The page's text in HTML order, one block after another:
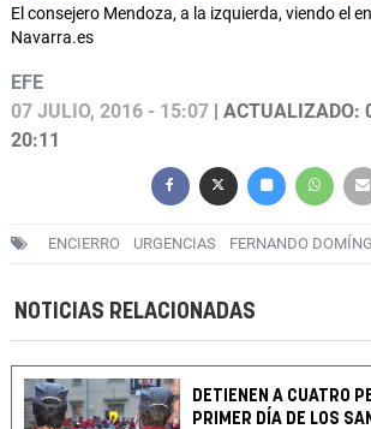
El consejero Mendoza, a la izquierda, viendo el
Navarra.es
EFE
07 JULIO, 2016 - 15:07 | ACTUALIZADO:
20:11
ENCIERRO URGENCIAS FERNANDO
NOTICIAS RELACIONADAS
DETIENEN A CUATRO
PRIMER DÍA DE LOS